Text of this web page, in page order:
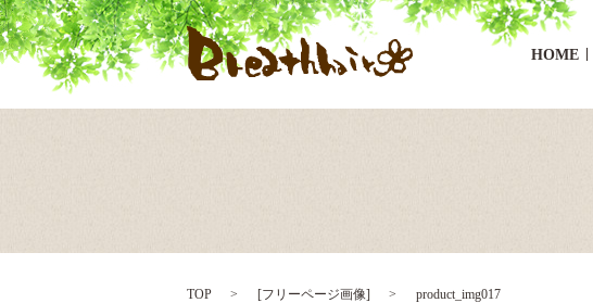
HOME
TOP [フリーページ画像] product_img017